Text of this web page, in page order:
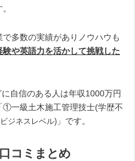
多数の実績がありノウハウも
験や英語力を活かして挑戦した
自信のある人は年収1000万円
①一級土木施工管理技士(学歴不
ジネスレベル) 」です。
コミまとめ